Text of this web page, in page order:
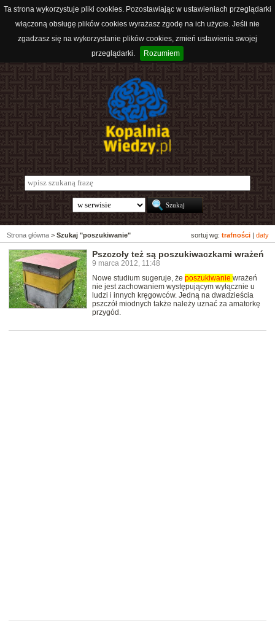
Ta strona wykorzystuje pliki cookies. Pozostawiając w ustawieniach przeglądarki
włączoną obsługę plików cookies wyrażasz zgodę na ich użycie. Jeśli nie
zgadzasz się na wykorzystanie plików cookies, zmień ustawienia swojej
przeglądarki.
Rozumiem
sortuj wg: trafności daty
Strona główna > Szukaj "poszukiwanie"
Pszczoły też są poszukiwaczkami wrażeń
9 marca 2012, 11:48
Nowe studium sugeruje, że poszukiwanie wrażeń
nie jest zachowaniem występującym wyłącznie u
ludzi i innych kręgowców. Jedną na dwadzieścia
pszczół miodnych także należy uznać za amatorkę
przygód.